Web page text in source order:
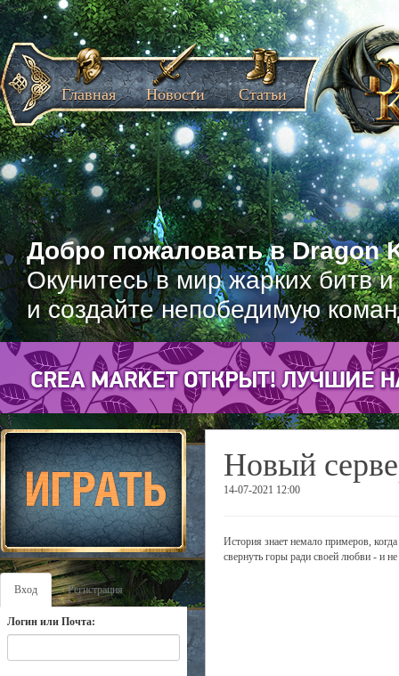
Добро пожаловать в Dragon
Окунитесь в мир жарких битв
и создайте непобедимую
Главная Новости Статьи
Вход Регистрация
Логин или Почта:
Новый
14-07-2021 12:00
История знает немало примеров,
свернуть горы ради своей любви - и